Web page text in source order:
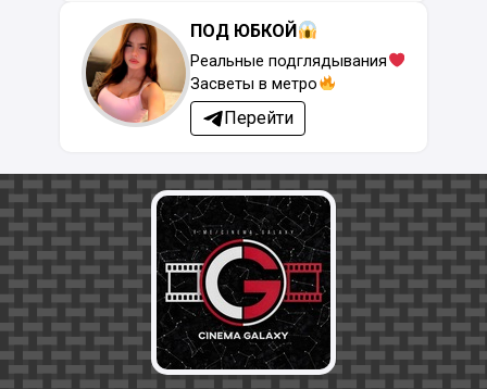
ПОД ЮБКОЙ
Реальные подглядывания
Засветы в метро
Перейти